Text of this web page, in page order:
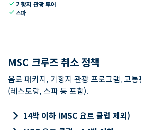
check 기항지 관광 투어
check 스파
MSC 크루즈 취소 정책
음료 패키지, 기항지 관광 프로그램, 교
(레스토랑, 스파 등 포함).
keyboard_arrow_right 14박 이하 (MSC 요트 클럽 제외)